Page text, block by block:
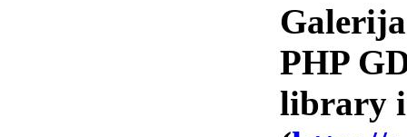
Galerija
PHP
library